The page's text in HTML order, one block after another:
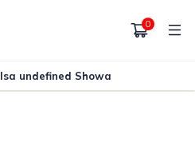
0
Isa undefined Showa